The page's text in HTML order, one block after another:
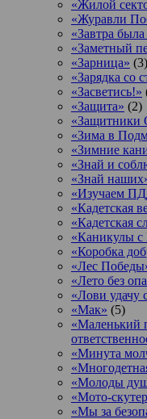
«Жилой
«Журавли
«Завтра
«Заметный
«Зарница» (3)
«Зарядка со
«Засветись!»
«Защита» (2)
«Защитники
«Зима в
«Зимние
«Знай и
«Знай
«Изучаем
«Кадетская
«Кадетская
«Каникулы с
«Коробка
«Лес
«Лето без
«Лови удачу
«Мак» (5)
«Маленький
«Минута
«Молоды
«Мото-
«Мы за